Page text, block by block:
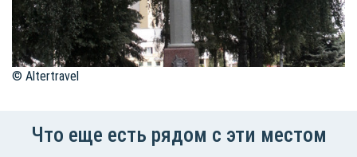
© Altertravel
Что еще есть рядом с эти местом